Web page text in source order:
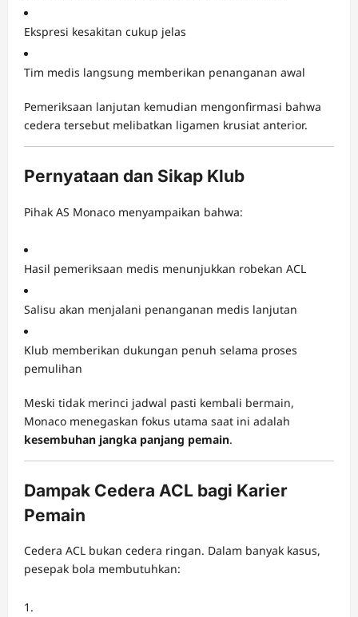
Ekspresi kesakitan cukup jelas
Tim medis langsung memberikan penanganan awal
Pemeriksaan lanjutan kemudian mengonfirmasi bahwa
cedera tersebut melibatkan ligamen krusiat anterior.
Pernyataan dan Sikap Klub
Pihak AS Monaco menyampaikan bahwa:
Hasil pemeriksaan medis menunjukkan robekan ACL
Salisu akan menjalani penanganan medis lanjutan
Klub memberikan dukungan penuh selama proses
pemulihan
Meski tidak merinci jadwal pasti kembali bermain,
Monaco menegaskan fokus utama saat ini adalah
kesembuhan jangka panjang pemain.
Dampak Cedera ACL bagi Karier
Pemain
Cedera ACL bukan cedera ringan. Dalam banyak kasus,
pesepak bola membutuhkan: